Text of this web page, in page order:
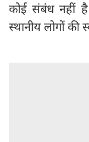
कोई संबंध नहीं
स्थानीय लोगों की